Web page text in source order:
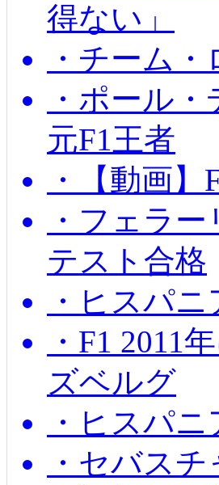
得ない」
・チーム
・ポール
元F1王者
・【動画
・フェラ
テスト合格
・ヒスパ
・F1 2011
ズベルグ
・ヒスパ
・セバス